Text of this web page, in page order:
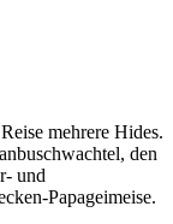
mehrere Hides.
den
und
Papageimeise.